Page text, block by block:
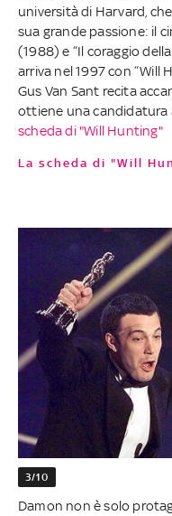
università di Harvard,
sua grande passione: il
(1988) e “Il coraggio
arriva nel 1997 con “Will
Gus Van Sant recita
ottiene una candidatura
scheda di "Will Hunting"
La scheda di "Will
3/10
Damon non è solo